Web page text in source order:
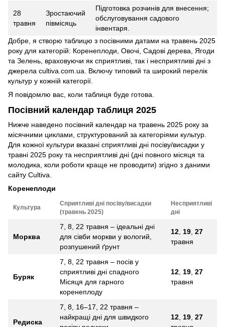
28
травня
Зростаючий
півмісяць
Підготовка розчинів для внесення;
обслуговування садового
інвентаря.
Добре, я створю таблицю з посівними датами на травень 2025
року для категорій: Коренеплоди, Овочі, Садові дерева, Ягоди
та Зелень, враховуючи як сприятливі, так і несприятливі дні з
джерела cultiva.com.ua. Включу типовий та широкий перелік
культур у кожній категорії.
Я повідомлю вас, коли таблиця буде готова.
Посівний календар таблиця 2025
Нижче наведено посівний календар на травень 2025 року за
місячними циклами, структурований за категоріями культур.
Для кожної культури вказані сприятливі дні посіву/висадки у
травні 2025 року та несприятливі дні (дні повного місяця та
молодика, коли роботи краще не проводити) згідно з даними
сайту Cultiva.
Коренеплоди
Культура
Сприятливі дні посіву/висадки
(травень 2025)
Несприятливі
дні
Морква
7, 8, 22 травня – ідеальні дні
для сівби моркви у вологий,
розпушений ґрунт
12 19 27
травня
Буряк
7, 8, 22 травня – посів у
сприятливі дні спадного
Місяця для гарного
коренеплоду
12 19 27
травня
Редиска
7, 8, 16–17, 22 травня –
найкращі дні для швидкого
12 19 27